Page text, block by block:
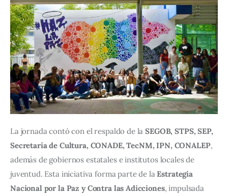
La jornada contó con el respaldo de la SEGOB, STPS, SEP,
Secretaría de Cultura, CONADE, TecNM, IPN, CONALEP,
además de gobiernos estatales e institutos locales de
juventud. Esta iniciativa forma parte de la Estrategia
Nacional por la Paz y Contra las Adicciones, impulsada